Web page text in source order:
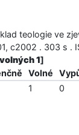
teologie ve
c2002 . 303 s .
1]
Volné
1 0